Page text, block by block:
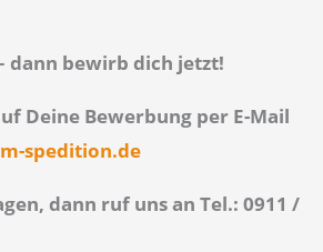
dann bewirb dich jetzt!
Deine Bewerbung per E-Mail
spedition.de
dann ruf uns an Tel.: 0911 /